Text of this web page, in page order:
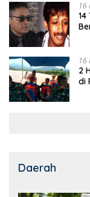
16
14
16
2
di
Daerah